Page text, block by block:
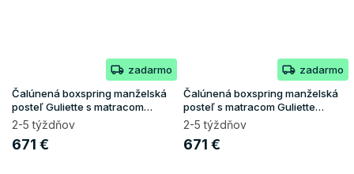
zadarmo
Čalúnená boxspring manželská
posteľ Guliette s matracom
180x200 - ružová
2-5 týždňov
671 €
zadarmo
Čalúnená boxspring manželská
posteľ s matracom Guliette
180x200 - biela
2-5 týždňov
671 €